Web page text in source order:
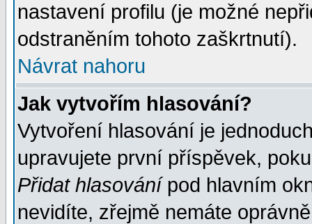
nastavení profilu (je možné
odstraněním tohoto zaškrtnutí).
Návrat nahoru
Jak vytvořím hlasování?
Vytvoření hlasování je
upravujete první příspěvek,
Přidat hlasovánípod hlavním
nevidíte, zřejmě nemáte